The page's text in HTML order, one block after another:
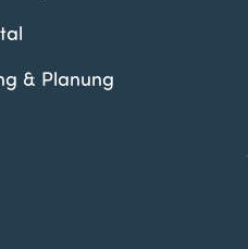
& Planung